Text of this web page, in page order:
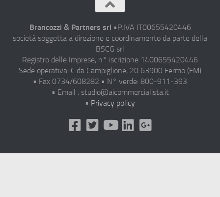
Brancozzi & Partners srl •P.IVA IT00655420446
società soggetta a direzione e coordinamento da parte della
BSCG srl
Registro delle Imprese, n° iscrizione 1400655420446
Sede operativa: C.da Campiglione, 20 63900 Fermo (FM)
• Fax 0734/608282 • N° verde: 800-911-393
• Email : studio@aicommercialista.it
• Privacy policy